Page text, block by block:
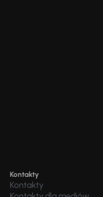
Kontakty
Kontakty